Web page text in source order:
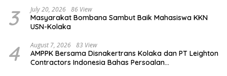
Wundulako
3 July 20, 2026 86 View
Masyarakat Bombana Sambut Baik Mahasiswa KKN
USN-Kolaka
4 August 7, 2026 83 View
AMPPK Bersama Disnakertrans Kolaka dan PT Leighton
Contractors Indonesia Bahas Persoalan